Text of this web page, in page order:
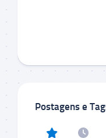
Postagens e